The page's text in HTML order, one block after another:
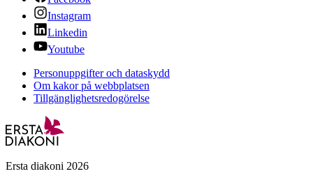
Instagram
Linkedin
Youtube
Personuppgifter och dataskydd
Om kakor på webbplatsen
Tillgänglighetsredogörelse
Ersta diakoni 2026